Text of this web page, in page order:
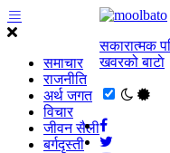
समाचार
राजनीति
अर्थ जगत
विचार
जीवन सैली
बर्गदृस्ती
सकारात्मक
खवरको बाटाे